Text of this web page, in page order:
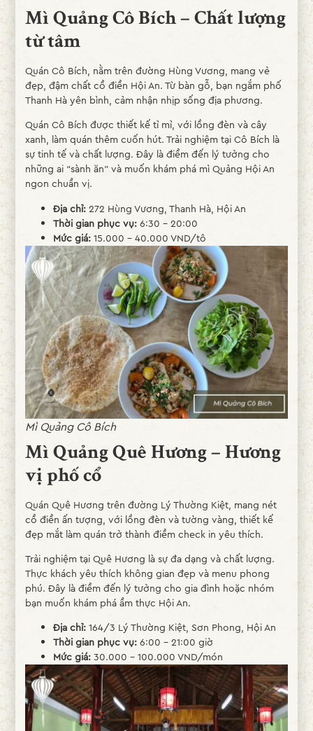
Mì Quảng Cô Bích – Chất lượng
từ tâm
Quán Cô Bích, nằm trên đường Hùng Vương, mang vẻ
đẹp, đậm chất cổ điển Hội An. Từ bàn gỗ, bạn ngắm phố
Thanh Hà yên bình, cảm nhận nhịp sống địa phương.
Quán Cô Bích được thiết kế tỉ mỉ, với lồng đèn và cây
xanh, làm quán thêm cuốn hút. Trải nghiệm tại Cô Bích là
sự tinh tế và chất lượng. Đây là điểm đến lý tưởng cho
những ai “sành ăn” và muốn khám phá mì Quảng Hội An
ngon chuẩn vị.
Địa chỉ: 272 Hùng Vương, Thanh Hà, Hội An
Thời gian phục vụ:6:30 – 20:00
Mức giá:15.000 – 40.000 VND/tô
Mì Quảng Cô Bích
Mì Quảng Quê Hương – Hương
vị phố cổ
Quán Quê Hương trên đường Lý Thường Kiệt, mang nét
cổ điển ấn tượng, với lồng đèn và tường vàng, thiết kế
đẹp mắt làm quán trở thành điểm check in yêu thích.
Trải nghiệm tại Quê Hương là sự đa dạng và chất lượng.
Thực khách yêu thích không gian đẹp và menu phong
phú. Đây là điểm đến lý tưởng cho gia đình hoặc nhóm
bạn muốn khám phá ẩm thực Hội An.
Địa chỉ:164/3 Lý Thường Kiệt, Sơn Phong, Hội An
Thời gian phục vụ:6:00 – 21:00 giờ
Mức giá:30.000 – 100.000 VND/món